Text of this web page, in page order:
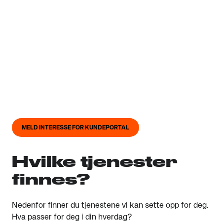
MELD INTERESSE FOR KUNDEPORTAL
Hvilke tjenester
finnes?
Nedenfor finner du tjenestene vi kan sette opp for deg.
Hva passer for deg i din hverdag?